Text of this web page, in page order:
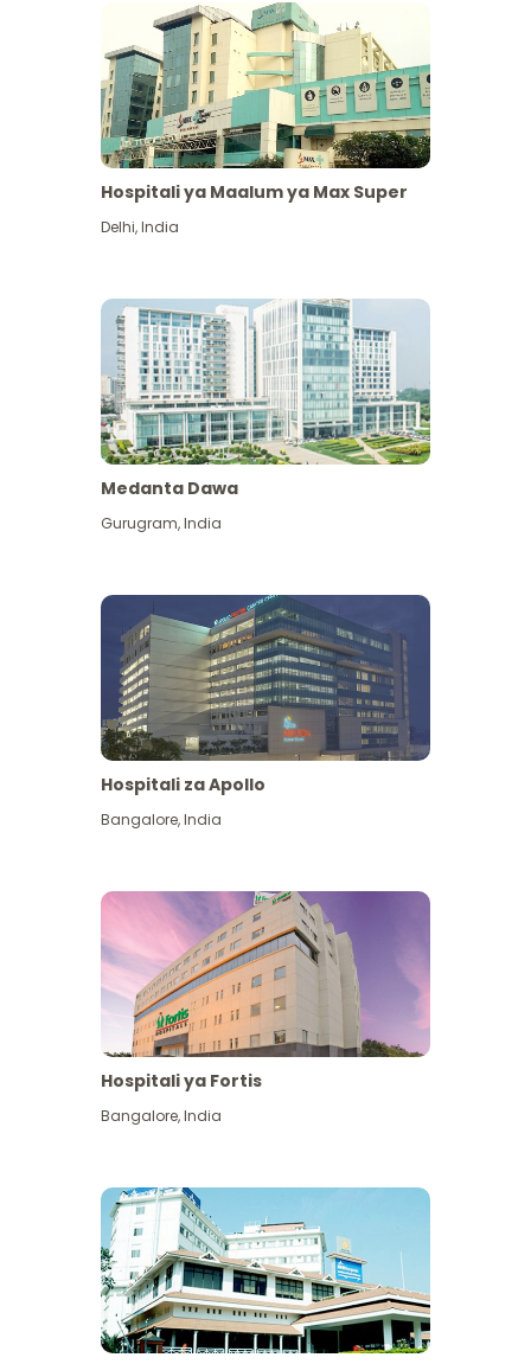
Hospitali ya Maalum ya Max Super
Delhi,India
Medanta Dawa
Gurugram,India
Hospitali za Apollo
Bangalore,India
Hospitali ya Fortis
Bangalore,India